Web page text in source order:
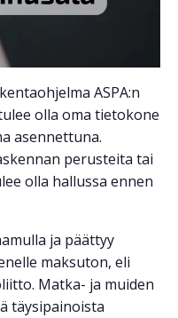
ASPA:n
olla oma tietokone
asennettuna.
perusteita tai
olla hallussa ennen
ja päättyy
maksuton, eli
Matka- ja muiden
täysipainoista